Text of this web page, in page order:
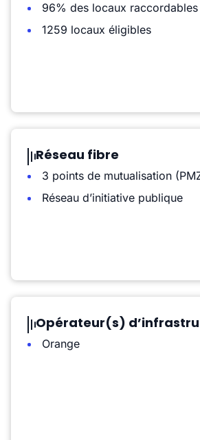
96% des locaux raccordables
1259 locaux éligibles
Réseau fibre
3 points de mutualisation
Réseau d’initiative publique
Opérateur(s)
Orange